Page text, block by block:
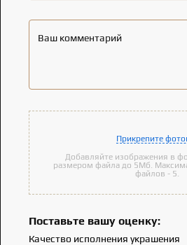
Ваш комментарий
Прикрепите
Добавляйте изображения в
размером файла до 5Мб.
файлов - 5.
Поставьте вашу оценку:
Качество исполнения украшения